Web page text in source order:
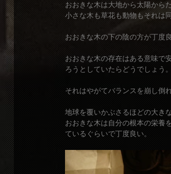
おおきな木は大地から太陽から
小さな木も草花も動物もそれは
おおきな木の下の陰の方が丁度
おおきな木の存在はある意味で
ろうとしていたらどうでしょう。
それはやがてバランスを崩し倒
地球を覆いかぶさるほどの大き
おおきな木は自分の根本の栄養
ているぐらいで丁度良い。